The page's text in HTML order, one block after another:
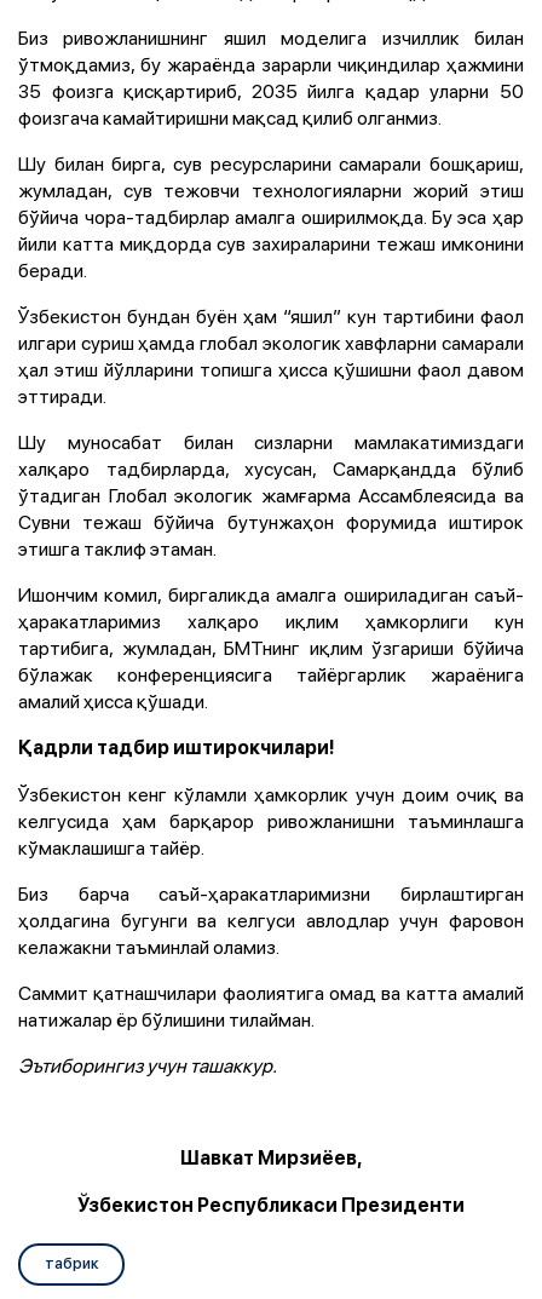
Биз ривожланишнинг яшил моделига изчиллик билан
ўтмоқдамиз, бу жараёнда зарарли чиқиндилар ҳажмини
35 фоизга қисқартириб, 2035 йилга қадар уларни 50
фоизгача камайтиришни мақсад қилиб олганмиз.
Шу билан бирга, сув ресурсларини самарали бошқариш,
жумладан, сув тежовчи технологияларни жорий этиш
бўйича чора-тадбирлар амалга оширилмоқда. Бу эса ҳар
йили катта миқдорда сув захираларини тежаш имконини
беради.
Ўзбекистон бундан буён ҳам “яшил” кун тартибини фаол
илгари суриш ҳамда глобал экологик хавфларни самарали
ҳал этиш йўлларини топишга ҳисса қўшишни фаол давом
эттиради.
Шу муносабат билан сизларни мамлакатимиздаги
халқаро тадбирларда, хусусан, Самарқандда бўлиб
ўтадиган Глобал экологик жамғарма Ассамблеясида ва
Сувни тежаш бўйича бутунжаҳон форумида иштирок
этишга таклиф этаман.
Ишончим комил, биргаликда амалга ошириладиган саъй-
ҳаракатларимиз халқаро иқлим ҳамкорлиги кун
тартибига, жумладан, БМТнинг иқлим ўзгариши бўйича
бўлажак конференциясига тайёргарлик жараёнига
амалий ҳисса қўшади.
Қадрли тадбир иштирокчилари!
Ўзбекистон кенг кўламли ҳамкорлик учун доим очиқ ва
келгусида ҳам барқарор ривожланишни таъминлашга
кўмаклашишга тайёр.
Биз барча саъй-ҳаракатларимизни бирлаштирган
ҳолдагина бугунги ва келгуси авлодлар учун фаровон
келажакни таъминлай оламиз.
Саммит қатнашчилари фаолиятига омад ва катта амалий
натижалар ёр бўлишини тилайман.
Эътиборингиз учун ташаккур.
Шавкат Мирзиёев,
Ўзбекистон Республикаси Президенти
табрик